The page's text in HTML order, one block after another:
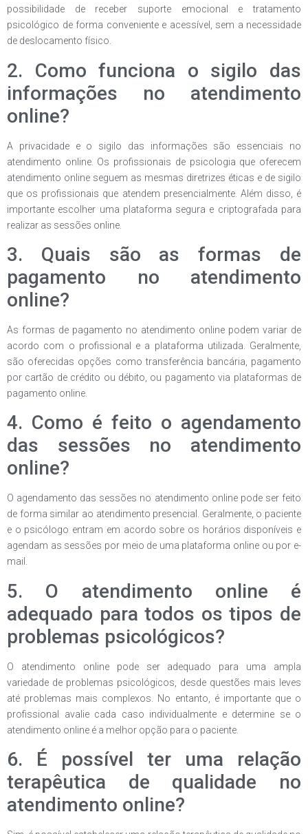
possibilidade de receber suporte emocional e tratamento
psicológico de forma conveniente e acessível, sem a necessidade
de deslocamento físico.
2. Como funciona o sigilo das
informações no atendimento
online?
A privacidade e o sigilo das informações são essenciais no
atendimento online. Os profissionais de psicologia que oferecem
atendimento online seguem as mesmas diretrizes éticas e de sigilo
que os profissionais que atendem presencialmente. Além disso, é
importante escolher uma plataforma segura e criptografada para
realizar as sessões online.
3. Quais são as formas de
pagamento no atendimento
online?
As formas de pagamento no atendimento online podem variar de
acordo com o profissional e a plataforma utilizada. Geralmente,
são oferecidas opções como transferência bancária, pagamento
por cartão de crédito ou débito, ou pagamento via plataformas de
pagamento online.
4. Como é feito o agendamento
das sessões no atendimento
online?
O agendamento das sessões no atendimento online pode ser feito
de forma similar ao atendimento presencial. Geralmente, o paciente
e o psicólogo entram em acordo sobre os horários disponíveis e
agendam as sessões por meio de uma plataforma online ou por e-
mail.
5. O atendimento online é
adequado para todos os tipos de
problemas psicológicos?
O atendimento online pode ser adequado para uma ampla
variedade de problemas psicológicos, desde questões mais leves
até problemas mais complexos. No entanto, é importante que o
profissional avalie cada caso individualmente e determine se o
atendimento online é a melhor opção para o paciente.
6. É possível ter uma relação
terapêutica de qualidade no
atendimento online?